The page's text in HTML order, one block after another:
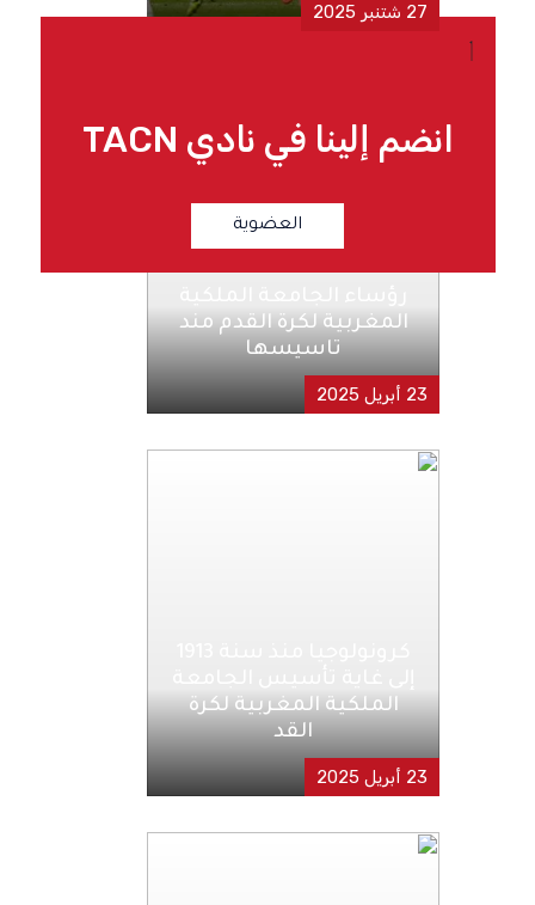
انضم إلينا في نادي TACN
العضوية
27 شتنبر 2025
23 أبريل 2025
المغربية لكرة القدم مند
تاسيسها
23 أبريل 2025
الملكية المغربية لكرة
القد